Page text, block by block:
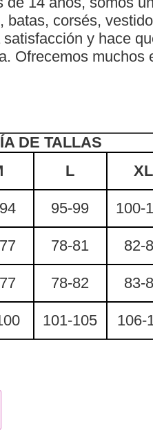
batas, corsés,
y hace
Ofrecemos
DE TALLAS
L XL
95-99 100-
78-81 82-
78-82 83-
101-105 106-